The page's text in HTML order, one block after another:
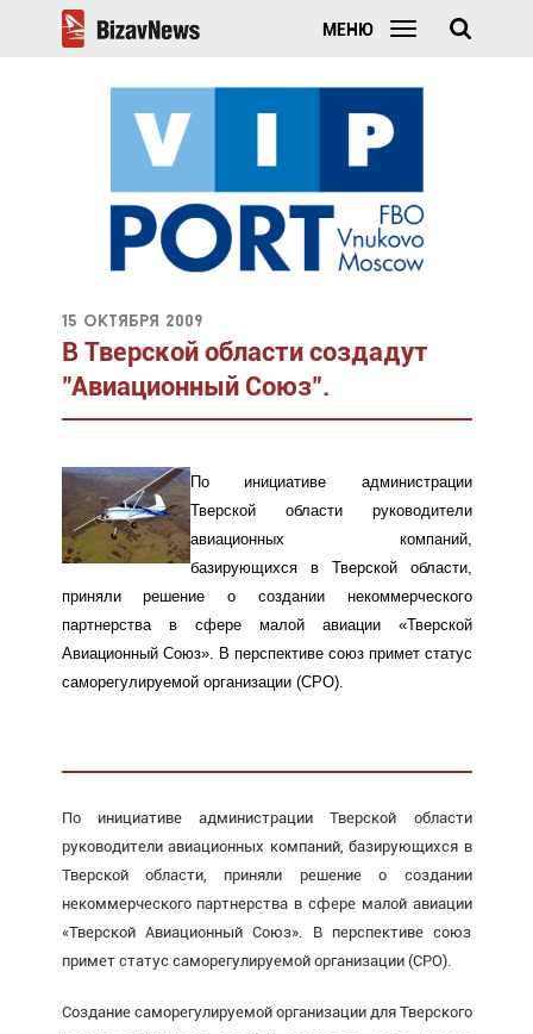
МЕНЮ
15 октября 2009
В Тверской области создадут
"Авиационный Союз".
По инициативе администрации
Тверской области руководители
авиационных компаний,
базирующихся в Тверской области,
приняли решение о создании некоммерческого
партнерства в сфере малой авиации «Тверской
Авиационный Союз». В перспективе союз примет статус
саморегулируемой организации (СРО).
По инициативе администрации Тверской области
руководители авиационных компаний, базирующихся в
Тверской области, приняли решение о создании
некоммерческого партнерства в сфере малой авиации
«Тверской Авиационный Союз». В перспективе союз
примет статус саморегулируемой организации (СРО).
Создание саморегулируемой организации для Тверского